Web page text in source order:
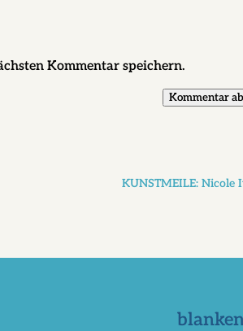
Kommentar speichern.
Kommentar
KUNSTMEILE: Nicole